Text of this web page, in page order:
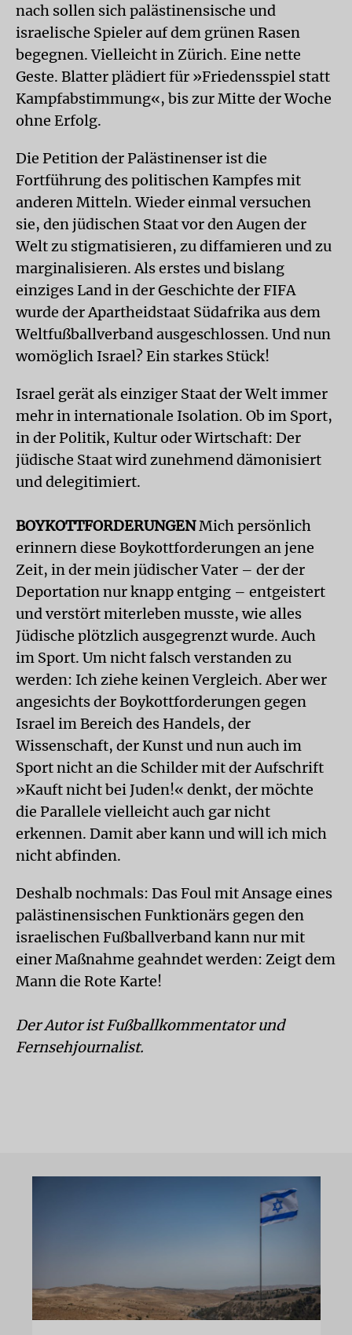
nach sollen sich palästinensische und
israelische Spieler auf dem grünen Rasen
begegnen. Vielleicht in Zürich. Eine nette
Geste. Blatter plädiert für »Friedensspiel statt
Kampfabstimmung«, bis zur Mitte der Woche
ohne Erfolg.
Die Petition der Palästinenser ist die
Fortführung des politischen Kampfes mit
anderen Mitteln. Wieder einmal versuchen
sie, den jüdischen Staat vor den Augen der
Welt zu stigmatisieren, zu diffamieren und zu
marginalisieren. Als erstes und bislang
einziges Land in der Geschichte der FIFA
wurde der Apartheidstaat Südafrika aus dem
Weltfußballverband ausgeschlossen. Und nun
womöglich Israel? Ein starkes Stück!
Israel gerät als einziger Staat der Welt immer
mehr in internationale Isolation. Ob im Sport,
in der Politik, Kultur oder Wirtschaft: Der
jüdische Staat wird zunehmend dämonisiert
und delegitimiert.
BOYKOTTFORDERUNGENMich persönlich
erinnern diese Boykottforderungen an jene
Zeit, in der mein jüdischer Vater – der der
Deportation nur knapp entging – entgeistert
und verstört miterleben musste, wie alles
Jüdische plötzlich ausgegrenzt wurde. Auch
im Sport. Um nicht falsch verstanden zu
werden: Ich ziehe keinen Vergleich. Aber wer
angesichts der Boykottforderungen gegen
Israel im Bereich des Handels, der
Wissenschaft, der Kunst und nun auch im
Sport nicht an die Schilder mit der Aufschrift
»Kauft nicht bei Juden!« denkt, der möchte
die Parallele vielleicht auch gar nicht
erkennen. Damit aber kann und will ich mich
nicht abfinden.
Deshalb nochmals: Das Foul mit Ansage eines
palästinensischen Funktionärs gegen den
israelischen Fußballverband kann nur mit
einer Maßnahme geahndet werden: Zeigt dem
Mann die Rote Karte!
Der Autor ist Fußballkommentator und
Fernsehjournalist.